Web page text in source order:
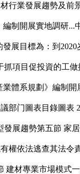
行業發展趨勢及
制開展實地調研
展目標為：到
項目促投資的工
體系規劃》編制
部门圖表目錄圖
展趨勢第五節 家
權依法逃查其法
建材專業市場模式